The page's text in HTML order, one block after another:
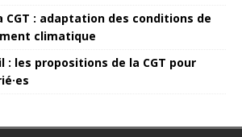
CGT : adaptation des conditions de
climatique
: les propositions de la CGT pour